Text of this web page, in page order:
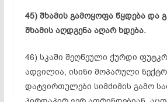
45) შხამის გამოყოფა წყდება და
შხამის აღდგენა აღარ ხდება.
46) სკაში შეღწეული ქურდი
ადვილია, ისინი მოპარული
დატვირთულები სიმძიმის გამო